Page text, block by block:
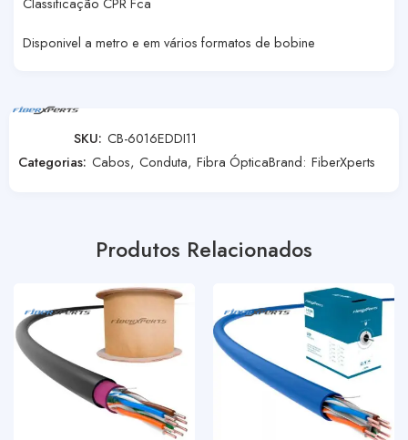
Disponivel a metro e em vários formatos de bobine
SKU: CB-6016EDDI11
Categorias: Cabos, Conduta, Fibra ÓpticaBrand: FiberXperts
Produtos Relacionados